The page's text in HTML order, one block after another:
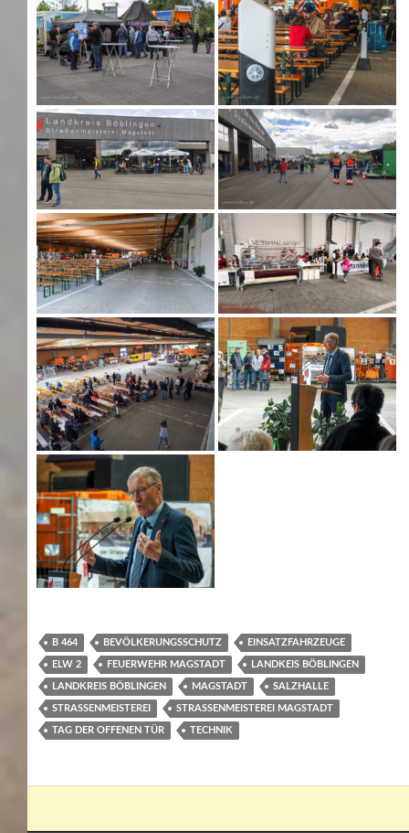
B 464 BEVÖLKERUNGSSCHUTZ EINSATZFAHRZEUGE
ELW 2 FEUERWEHR MAGSTADT LANDKEIS BÖBLINGEN
LANDKREIS BÖBLINGEN MAGSTADT SALZHALLE
STRASSENMEISTEREI STRASSENMEISTEREI MAGSTADT
TAG DER OFFENEN TÜR TECHNIK